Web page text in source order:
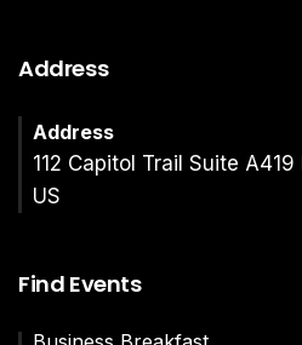
Address
Address
112 Capitol Trail Suite A419
US
Find Events